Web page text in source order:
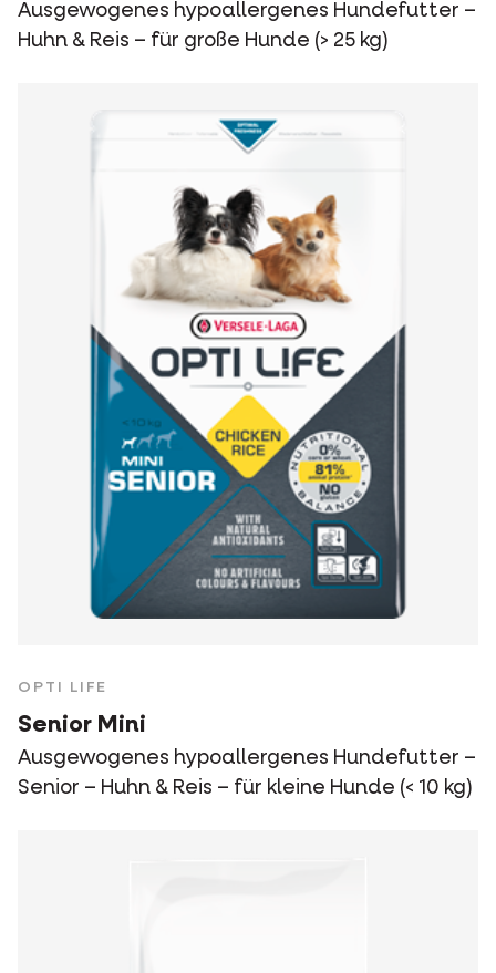
Ausgewogenes hypoallergenes Hundefutter –
Huhn & Reis – für große Hunde (> 25 kg)
OPTI LIFE
Senior Mini
Ausgewogenes hypoallergenes Hundefutter –
Senior – Huhn & Reis – für kleine Hunde (< 10 kg)